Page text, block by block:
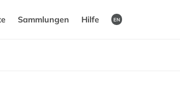
Sammlungen Hilfe EN